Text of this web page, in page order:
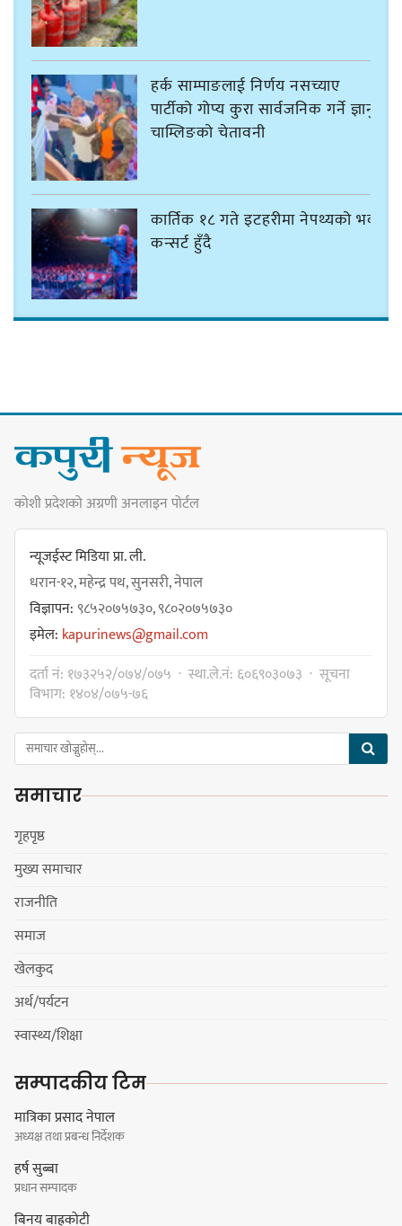
हर्क साम्पाङलाई निर्णय नसच्याए
पार्टीको गोप्य कुरा सार्वजनिक गर्ने ज्ञानु
चाम्लिङको चेतावनी
कार्तिक १८ गते इटहरीमा नेपथ्यको भव्य
कन्सर्ट हुँदै
किराँती खम्बुका सन्तानहरू :
स्वपहिचानविहीन राई बन्ने कि
स्वपहिचानसहित 'राउटे !'
नेपाली काँग्रेस सभापति गगन थापालाई
एकताबद्ध सिङ्गो काँग्रेस निर्माण गर्न
सुनसरीका कार्यकर्ताको आग्रह
प्रभातलाई,पाराडाइज उपविजेतामा
कोशी प्रदेशको अग्रणी अनलाइन पोर्टल
न्यूजईस्ट मिडिया प्रा. ली.
धरान-१२, महेन्द्र पथ, सुनसरी, नेपाल
विज्ञापन:९८५२०७५७३०, ९८०२०७५७३०
इमेल: kapurinews@gmail.com
दर्ता नं: १७३२५२/०७४/०७५ · स्था.ले.नं: ६०६९०३०७३ · सूचना
विभाग: १४०४/०७५-७६
समाचार
गृहपृष्ठ
मुख्य समाचार
राजनीति
समाज
खेलकुद
अर्थ/पर्यटन
स्वास्थ्य/शिक्षा
सम्पादकीय टिम
मात्रिका प्रसाद नेपाल
अध्यक्ष तथा प्रबन्ध निर्देशक
हर्ष सुब्बा
प्रधान सम्पादक
बिनय बाह्रकोटी